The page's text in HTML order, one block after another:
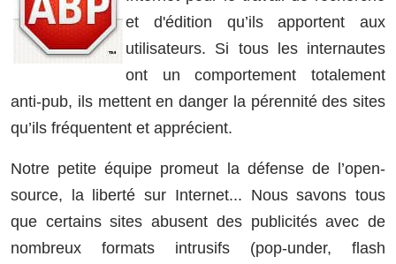
et d'édition qu’ils apportent aux
utilisateurs. Si tous les internautes
ont un comportement totalement
anti-pub, ils mettent en danger la pérennité des sites
qu’ils fréquentent et apprécient.
Notre petite équipe promeut la défense de l’open-
source, la liberté sur Internet... Nous savons tous
que certains sites abusent des publicités avec de
nombreux formats intrusifs (pop-under, flash